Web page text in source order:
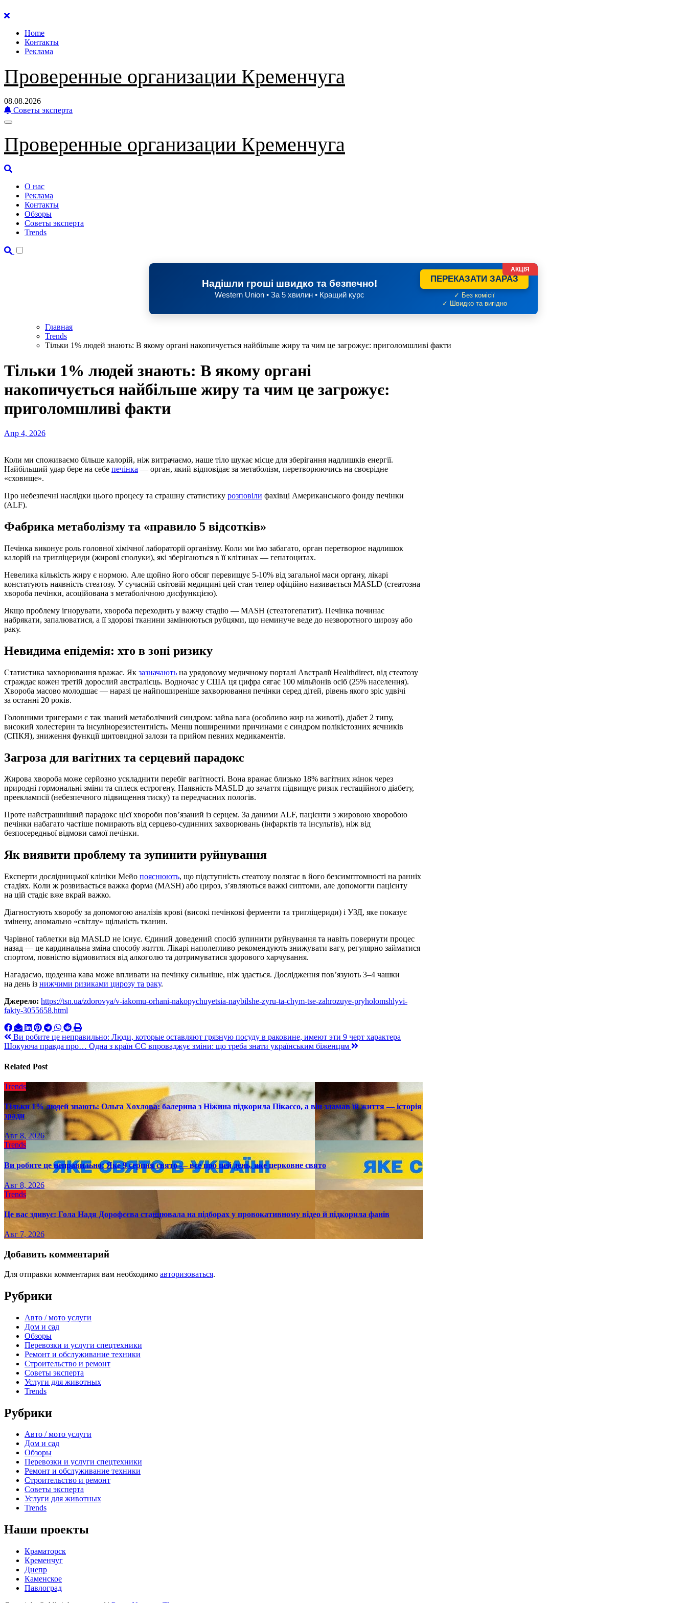
Перейти
содержанию
Home
Контакты
Реклама
Проверенные организации Кременчуга
08.08.2026
Советы эксперта
Проверенные организации Кременчуга
О нас
Реклама
Контакты
Обзоры
Советы эксперта
Trends
Надішли гроші швидко та безпечно!
Western Union • За 5 хвилин • Кращий курс
ПЕРЕКАЗАТИ ЗАРАЗ
✓ Без комісії
✓ Швидко та вигідно
АКЦІЯ
Главная
Trends
Тільки 1% людей знають: В якому органі накопичується найбільше жиру та чим це загрожує: приголомшливі факти
Тільки 1% людей знають: В якому органі
накопичується найбільше жиру та чим це загрожує:
приголомшливі факти
Апр 4, 2026
Коли ми споживаємо більше калорій, ніж витрачаємо, наше тіло шукає місце для зберігання надлишків енергії.
Найбільший удар бере на себе печінка — орган, який відповідає за метаболізм, перетворюючись на своєрідне
«сховище».
Про небезпечні наслідки цього процесу та страшну статистику розповіли фахівці Американського фонду печінки
(ALF).
Фабрика метаболізму та «правило 5 відсотків»
Печінка виконує роль головної хімічної лабораторії організму. Коли ми їмо забагато, орган перетворює надлишок
калорій на тригліцериди (жирові сполуки), які зберігаються в її клітинах — гепатоцитах.
Невелика кількість жиру є нормою. Але щойно його обсяг перевищує 5-10% від загальної маси органу, лікарі
констатують наявність стеатозу. У сучасній світовій медицині цей стан тепер офіційно називається MASLD (стеатозна
хвороба печінки, асоційована з метаболічною дисфункцією).
Якщо проблему ігнорувати, хвороба переходить у важчу стадію — MASH (стеатогепатит). Печінка починає
набрякати, запалюватися, а її здорові тканини замінюються рубцями, що неминуче веде до незворотного цирозу або
раку.
Невидима епідемія: хто в зоні ризику
Статистика захворювання вражає. Як зазначають на урядовому медичному порталі Австралії Healthdirect, від стеатозу
страждає кожен третій дорослий австралієць. Водночас у США ця цифра сягає 100 мільйонів осіб (25% населення).
Хвороба масово молодшає — наразі це найпоширеніше захворювання печінки серед дітей, рівень якого зріс удвічі
за останні 20 років.
Головними тригерами є так званий метаболічний синдром: зайва вага (особливо жир на животі), діабет 2 типу,
високий холестерин та інсулінорезистентність. Менш поширеними причинами є синдром полікістозних яєчників
(СПКЯ), зниження функції щитовидної залози та прийом певних медикаментів.
Загроза для вагітних та серцевий парадокс
Жирова хвороба може серйозно ускладнити перебіг вагітності. Вона вражає близько 18% вагітних жінок через
природні гормональні зміни та сплеск естрогену. Наявність MASLD до зачаття підвищує ризик гестаційного діабету,
прееклампсії (небезпечного підвищення тиску) та передчасних пологів.
Проте найстрашніший парадокс цієї хвороби пов’язаний із серцем. За даними ALF, пацієнти з жировою хворобою
печінки набагато частіше помирають від серцево-судинних захворювань (інфарктів та інсультів), ніж від
безпосередньої відмови самої печінки.
Як виявити проблему та зупинити руйнування
Експерти дослідницької клініки Мейо пояснюють, що підступність стеатозу полягає в його безсимптомності на ранніх
стадіях. Коли ж розвивається важка форма (MASH) або цироз, з’являються важкі сиптоми, але допомогти пацієнту
на цій стадіє вже вкрай важко.
Діагностують хворобу за допомогою аналізів крові (високі печінкові ферменти та тригліцериди) і УЗД, яке показує
змінену, аномально «світлу» щільність тканин.
Чарівної таблетки від MASLD не існує. Єдиний доведений спосіб зупинити руйнування та навіть повернути процес
назад — це кардинальна зміна способу життя. Лікарі наполегливо рекомендують знижувати вагу, регулярно займатися
спортом, повністю відмовитися від алкоголю та дотримуватися здорового харчування.
Нагадаємо, щоденна кава може впливати на печінку сильніше, ніж здається. Дослідження пов’язують 3–4 чашки
на день із нижчими ризиками цирозу та раку.
Джерело: https://tsn.ua/zdorovya/v-iakomu-orhani-nakopychuyetsia-naybilshe-zyru-ta-chym-tse-zahrozuye-pryholomshlyvi-
fakty-3055658.html
Навигация
по
записям
Ви робите це неправильно: Люди, которые оставляют грязную посуду в раковине, имеют эти 9 черт характера
Шокуюча правда про… Одна з країн ЄС впроваджує зміни: що треба знати українським біженцям
Related Post
Trends
Тільки 1% людей знають: Ольга Хохлова: балерина з Ніжина підкорила Пікассо, а він зламав їй життя — історія
зради
Авг 8, 2026
Trends
Ви робите це неправильно: Яке 9 серпня свято — все про цей день, яке церковне свято
Авг 8, 2026
Trends
Це вас здивує: Гола Надя Дорофєєва станцювала на підборах у провокативному відео й підкорила фанів
Авг 7, 2026
Добавить комментарий
Для отправки комментария вам необходимо авторизоваться.
Рубрики
Авто / мото услуги
Дом и сад
Обзоры
Перевозки и услуги спецтехники
Ремонт и обслуживание техники
Строительство и ремонт
Советы эксперта
Услуги для животных
Trends
Рубрики
Авто / мото услуги
Дом и сад
Обзоры
Перевозки и услуги спецтехники
Ремонт и обслуживание техники
Строительство и ремонт
Советы эксперта
Услуги для животных
Trends
Наши проекты
Краматорск
Кременчуг
Днепр
Каменское
Павлоград